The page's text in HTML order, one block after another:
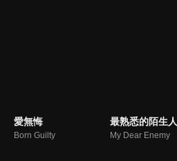
愛無悔
Born Guilty
最熟悉的陌生人
My Dear Enemy